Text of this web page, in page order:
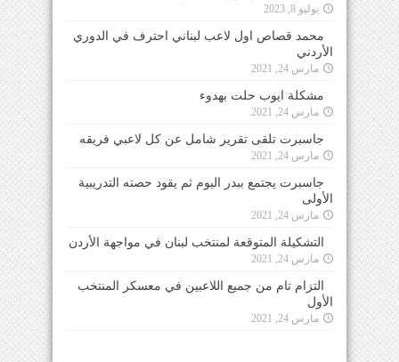
يوليو 8, 2023
محمد قصاص اول لاعب لبناني احترف في الدوري
الأردني
مارس 24, 2021
مشكلة ايوب حلت بهدوء
مارس 24, 2021
جاسبرت تلقى تقرير شامل عن كل لاعبي فريقه
مارس 24, 2021
جاسبرت يجتمع ببدر اليوم ثم يقود حصته التدريبية
الأولى
مارس 24, 2021
التشكيلة المتوقعة لمنتخب لبنان في مواجهة الأردن
مارس 24, 2021
التزام تام من جميع اللاعبين في معسكر المنتخب
الأول
مارس 24, 2021